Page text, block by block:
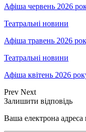
Афіша червень 2026
Театральні новини
Афіша травень 2026
Театральні новини
Афіша квітень 2026
Prev Next
Залишити відповідь
Ваша електрона адреса